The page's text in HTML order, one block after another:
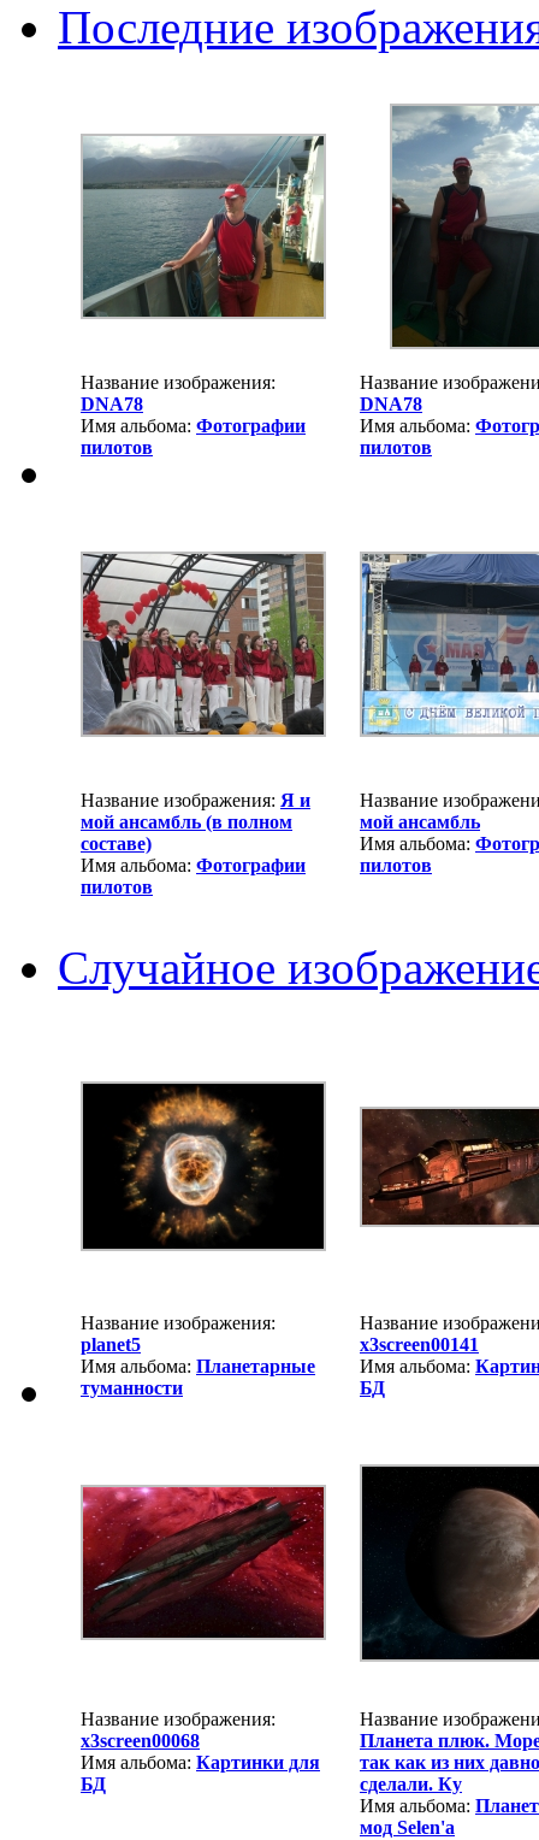
Последние
Название изображения:
DNA78
Имя альбома: Фотографии
пилотов
Название
DNA78
Имя альбома:
пилотов
Название изображения: Я и
мой ансамбль (в полном
составе)
Имя альбома: Фотографии
пилотов
Название
мой ансамбль
Имя альбома:
пилотов
Случайное
Название изображения:
planet5
Имя альбома: Планетарные
туманности
Название
x3screen00141
Имя альбома:
БД
Название изображения:
x3screen00068
Имя альбома: Картинки для
БД
Название
Планета плюк.
так как из них
сделали. Ку
Имя альбома:
мод Selen'a